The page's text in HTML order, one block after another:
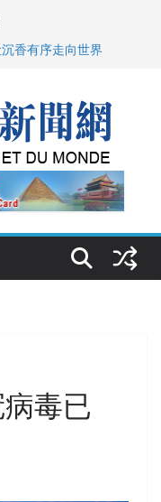
香有序走向世界
加拿大茶艺师邓岚月
毒已